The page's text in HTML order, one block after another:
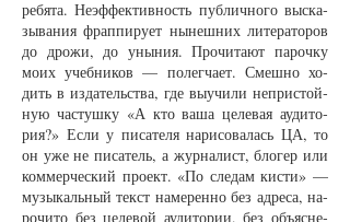
ре­бя­та. Не­эф­фек­тив­ность пуб­лич­но­го вы­ска­
зы­ва­ния фрап­пи­ру­ет ны­неш­них ли­те­ра­то­ров
до дро­жи, до уны­ния. Про­чи­та­ют па­роч­ку
мо­их учеб­ни­ков — по­лег­ча­ет. Смеш­но хо­
дить в из­да­тельст­ва, где вы­учи­ли не­при­стой­
ную час­туш­ку «А кто ва­ша це­ле­вая ауди­то­
рия?» Если у пи­са­те­ля на­ри­со­ва­лась ЦА, то
он уже не пи­са­тель, а жур­на­лист, бло­гер или
ком­мер­чес­кий про­ект. «По сле­дам кис­ти» —
му­зы­каль­ный текст на­ме­рен­но без ад­ре­са, на­
ро­чи­то без це­ле­вой ауди­то­рии, без объ­яс­не­